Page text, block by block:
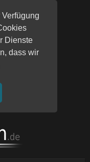
Dienste
dass wir